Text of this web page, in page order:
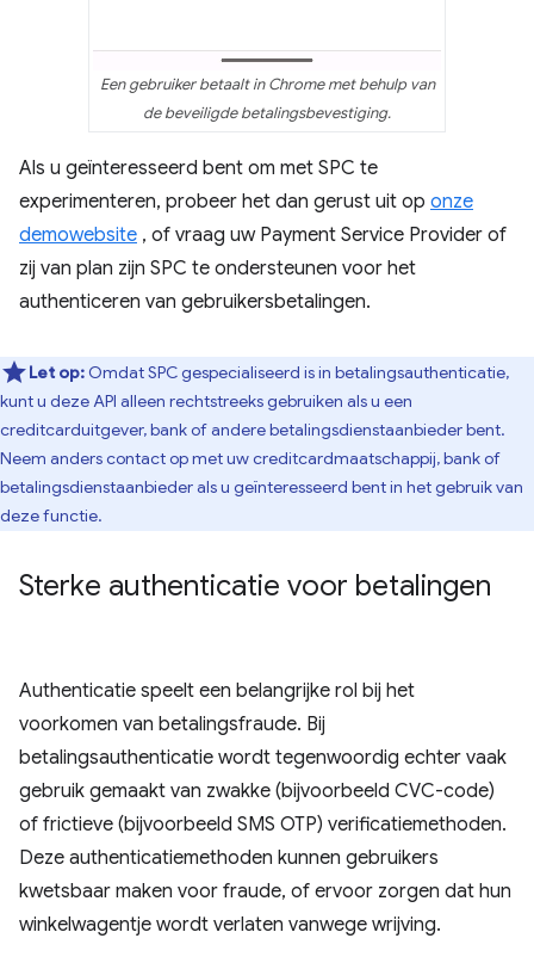
Een gebruiker betaalt in Chrome met behulp van
de beveiligde betalingsbevestiging.
Als u geïnteresseerd bent om met SPC te
experimenteren, probeer het dan gerust uit op onze
demowebsite , of vraag uw Payment Service Provider of
zij van plan zijn SPC te ondersteunen voor het
authenticeren van gebruikersbetalingen.
Let op: Omdat SPC gespecialiseerd is in betalingsauthenticatie,
kunt u deze API alleen rechtstreeks gebruiken als u een
creditcarduitgever, bank of andere betalingsdienstaanbieder bent.
Neem anders contact op met uw creditcardmaatschappij, bank of
betalingsdienstaanbieder als u geïnteresseerd bent in het gebruik van
deze functie.
Sterke authenticatie voor betalingen
Authenticatie speelt een belangrijke rol bij het
voorkomen van betalingsfraude. Bij
betalingsauthenticatie wordt tegenwoordig echter vaak
gebruik gemaakt van zwakke (bijvoorbeeld CVC-code)
of frictieve (bijvoorbeeld SMS OTP) verificatiemethoden.
Deze authenticatiemethoden kunnen gebruikers
kwetsbaar maken voor fraude, of ervoor zorgen dat hun
winkelwagentje wordt verlaten vanwege wrijving.